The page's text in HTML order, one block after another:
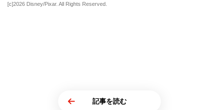
[c]2026 Disney/Pixar. All Rights Reserved.
記事を読む